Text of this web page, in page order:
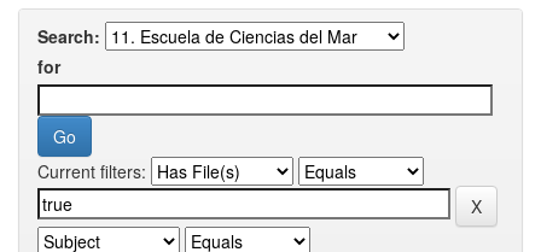
Search:
for
Current filters: